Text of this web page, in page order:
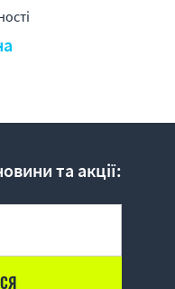
та акції: